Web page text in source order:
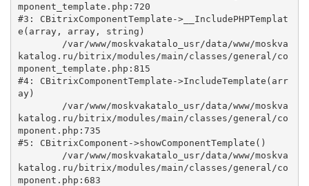
mponent_template.php:720
#3: CBitrixComponentTemplate->__IncludePHPTemplat
e(array, array, string)
katalog.ru/bitrix/modules/main/classes/general/co
mponent_template.php:815
#4: CBitrixComponentTemplate->IncludeTemplate(arr
ay)
katalog.ru/bitrix/modules/main/classes/general/co
mponent.php:735
#5: CBitrixComponent->showComponentTemplate()
katalog.ru/bitrix/modules/main/classes/general/co
mponent.php:683